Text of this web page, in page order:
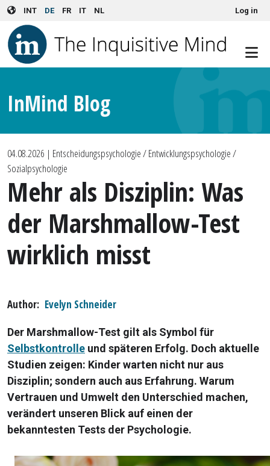
Skip to main content
INT DE FR IT NL User account menuLog in
InMind Blog
04.08.2026 | Entscheidungspsychologie / Entwicklungspsychologie /
Sozialpsychologie
Mehr als Disziplin: Was
der Marshmallow-Test
wirklich misst
Author Evelyn Schneider
Der Marshmallow-Test gilt als Symbol für
Selbstkontrolle und späteren Erfolg. Doch aktuelle
Studien zeigen: Kinder warten nicht nur aus
Disziplin; sondern auch aus Erfahrung. Warum
Vertrauen und Umwelt den Unterschied machen,
verändert unseren Blick auf einen der
bekanntesten Tests der Psychologie.